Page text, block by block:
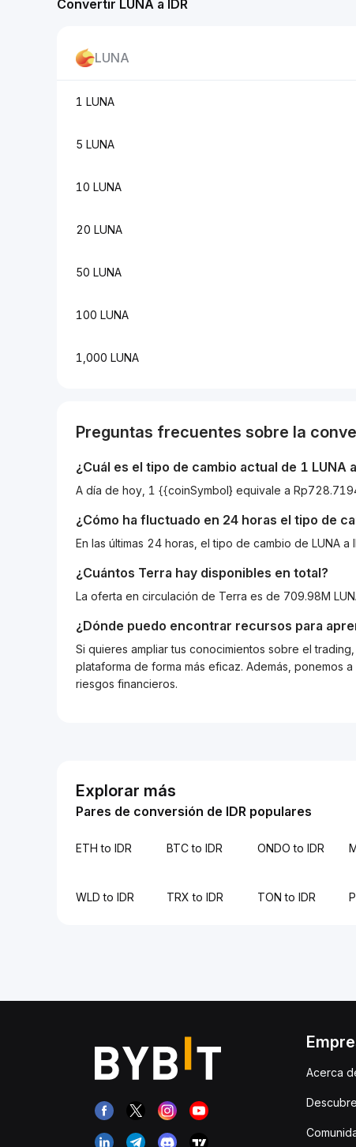
Convertir LUNA a IDR
LUNA
1 LUNA
5 LUNA
10 LUNA
20 LUNA
50 LUNA
100 LUNA
1,000 LUNA
Preguntas frecuentes sobre la
¿Cuál es el tipo de cambio actual de 1 LUNA a
A día de hoy, 1 {{coinSymbol} equivale a
¿Cómo ha fluctuado en 24 horas el tipo de
En las últimas 24 horas, el tipo de cambio de LUNA
¿Cuántos Terra hay disponibles en total?
La oferta en circulación de Terra es de 709.98M
¿Dónde puedo encontrar recursos para
Si quieres ampliar tus conocimientos sobre el
plataforma de forma más eficaz. Además, ponemos
riesgos financieros.
Explorar más
Pares de conversión de IDR populares
ETH to IDR BTC to IDR ONDO to IDR
WLD to IDR TRX to IDR TON to IDR
Acerca